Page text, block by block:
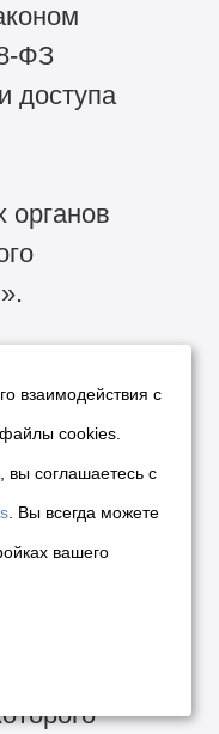
ФЗ
доступа
органов
дней
орган
взаимодействия с
cookies.
вы соглашаетесь с
. Вы всегда можете
вашего